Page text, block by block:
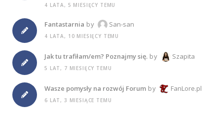
4 LATA, 5 MIESIĘCY TEMU
Fantastarnia by San-san
4 LATA, 10 MIESIĘCY TEMU
Jak tu trafiłam/em? Poznajmy się. by Szapita
5 LAT, 7 MIESIĘCY TEMU
Wasze pomysły na rozwój Forum by FanLore.pl
6 LAT, 3 MIESIĄCE TEMU